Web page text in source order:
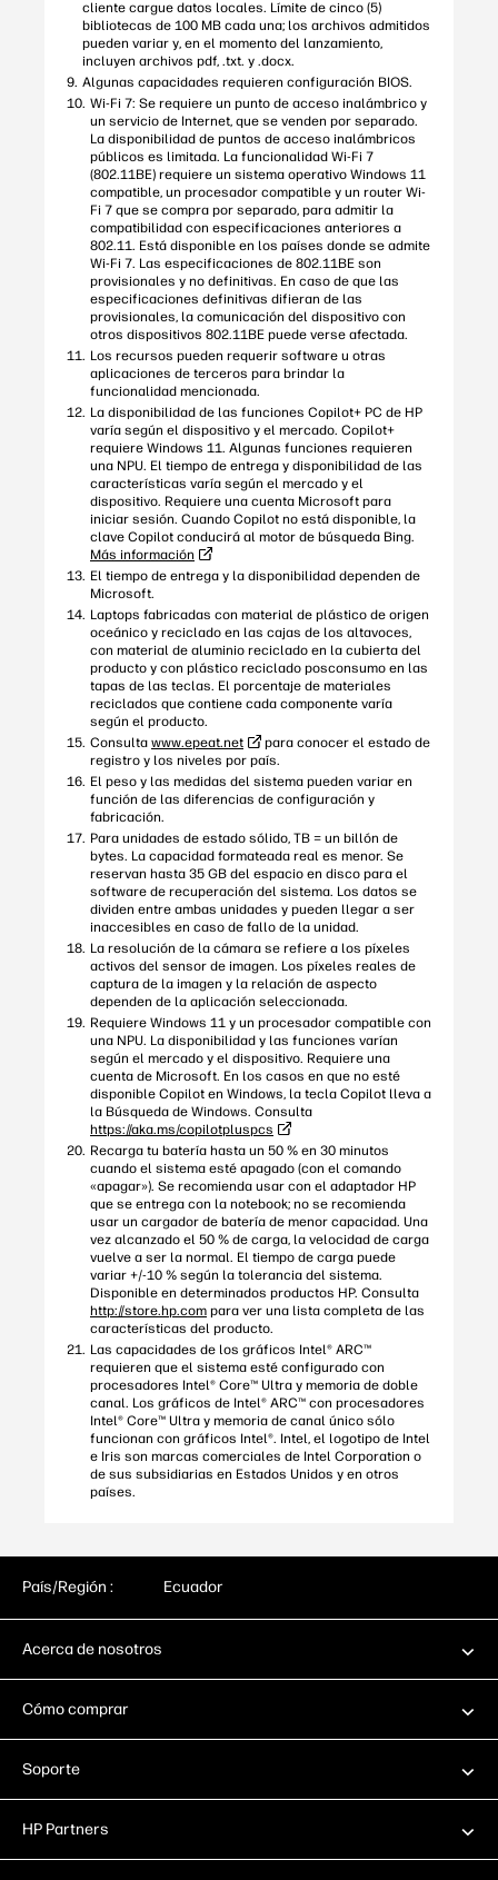
cliente cargue datos locales. Límite de cinco (5)
bibliotecas de 100 MB cada una; los archivos admitidos
pueden variar y, en el momento del lanzamiento,
incluyen archivos pdf, .txt. y .docx.
Algunas capacidades requieren configuración BIOS.
Wi-Fi 7: Se requiere un punto de acceso inalámbrico y
un servicio de Internet, que se venden por separado.
La disponibilidad de puntos de acceso inalámbricos
públicos es limitada. La funcionalidad Wi-Fi 7
(802.11BE) requiere un sistema operativo Windows 11
compatible, un procesador compatible y un router Wi-
Fi 7 que se compra por separado, para admitir la
compatibilidad con especificaciones anteriores a
802.11. Está disponible en los países donde se admite
Wi-Fi 7. Las especificaciones de 802.11BE son
provisionales y no definitivas. En caso de que las
especificaciones definitivas difieran de las
provisionales, la comunicación del dispositivo con
otros dispositivos 802.11BE puede verse afectada.
Los recursos pueden requerir software u otras
aplicaciones de terceros para brindar la
funcionalidad mencionada.
La disponibilidad de las funciones Copilot+ PC de HP
varía según el dispositivo y el mercado. Copilot+
requiere Windows 11. Algunas funciones requieren
una NPU. El tiempo de entrega y disponibilidad de las
características varía según el mercado y el
dispositivo. Requiere una cuenta Microsoft para
iniciar sesión. Cuando Copilot no está disponible, la
clave Copilot conducirá al motor de búsqueda Bing.
Más información
El tiempo de entrega y la disponibilidad dependen de
Microsoft.
Laptops fabricadas con material de plástico de origen
oceánico y reciclado en las cajas de los altavoces,
con material de aluminio reciclado en la cubierta del
producto y con plástico reciclado posconsumo en las
tapas de las teclas. El porcentaje de materiales
reciclados que contiene cada componente varía
según el producto.
Consulta www.epeat.net
para conocer el estado de
registro y los niveles por país.
El peso y las medidas del sistema pueden variar en
función de las diferencias de configuración y
fabricación.
Para unidades de estado sólido, TB = un billón de
bytes. La capacidad formateada real es menor. Se
reservan hasta 35 GB del espacio en disco para el
software de recuperación del sistema. Los datos se
dividen entre ambas unidades y pueden llegar a ser
inaccesibles en caso de fallo de la unidad.
La resolución de la cámara se refiere a los píxeles
activos del sensor de imagen. Los píxeles reales de
captura de la imagen y la relación de aspecto
dependen de la aplicación seleccionada.
Requiere Windows 11 y un procesador compatible con
una NPU. La disponibilidad y las funciones varían
según el mercado y el dispositivo. Requiere una
cuenta de Microsoft. En los casos en que no esté
disponible Copilot en Windows, la tecla Copilot lleva a
la Búsqueda de Windows. Consulta
https://aka.ms/copilotpluspcs
Recarga tu batería hasta un 50 % en 30 minutos
cuando el sistema esté apagado (con el comando
«apagar»). Se recomienda usar con el adaptador HP
que se entrega con la notebook; no se recomienda
usar un cargador de batería de menor capacidad. Una
vez alcanzado el 50 % de carga, la velocidad de carga
vuelve a ser la normal. El tiempo de carga puede
variar +/-10 % según la tolerancia del sistema.
Disponible en determinados productos HP. Consulta
http://store.hp.com para ver una lista completa de las
características del producto.
Las capacidades de los gráficos Intel® ARC™
requieren que el sistema esté configurado con
procesadores Intel® Core™ Ultra y memoria de doble
canal. Los gráficos de Intel® ARC™ con procesadores
Intel® Core™ Ultra y memoria de canal único sólo
funcionan con gráficos Intel®. Intel, el logotipo de Intel
e Iris son marcas comerciales de Intel Corporation o
de sus subsidiarias en Estados Unidos y en otros
países.
País/Región : Ecuador
Acerca de nosotros
Cómo comprar
Soporte
HP Partners